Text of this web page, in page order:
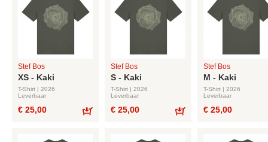
Stef Bos
XS - Kaki
T-Shirt | 2026
Leverbaar
€ 25,00
Stef Bos
S - Kaki
T-Shirt | 2026
Leverbaar
€ 25,00
Stef Bos
M - Kaki
T-Shirt | 2026
Leverbaar
€ 25,00